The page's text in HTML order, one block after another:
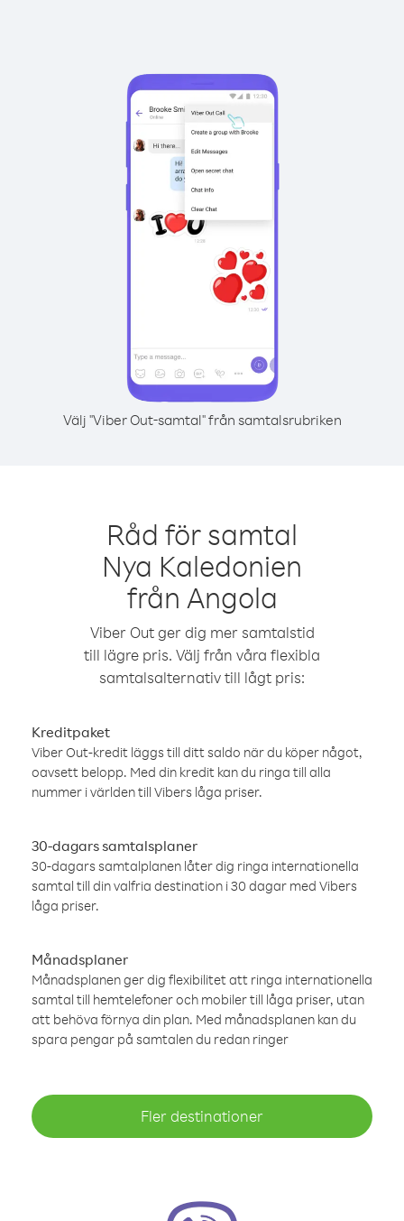
Välj "Viber Out-samtal" från samtalsrubriken
Råd för samtal
Nya Kaledonien
från Angola
Viber Out ger dig mer samtalstid
till lägre pris. Välj från våra flexibla
samtalsalternativ till lågt pris:
Kreditpaket
Viber Out-kredit läggs till ditt saldo när du köper något,
oavsett belopp. Med din kredit kan du ringa till alla
nummer i världen till Vibers låga priser.
30-dagars samtalsplaner
30-dagars samtalplanen låter dig ringa internationella
samtal till din valfria destination i 30 dagar med Vibers
låga priser.
Månadsplaner
Månadsplanen ger dig flexibilitet att ringa internationella
samtal till hemtelefoner och mobiler till låga priser, utan
att behöva förnya din plan. Med månadsplanen kan du
spara pengar på samtalen du redan ringer
Fler destinationer